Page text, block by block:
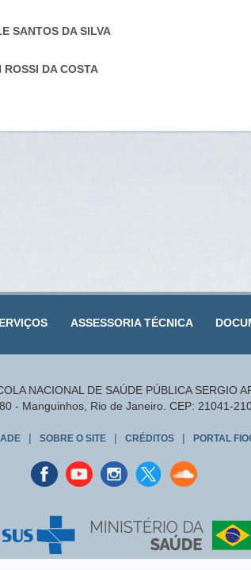
SANTOS DA SILVA
ROSSI DA COSTA
ASSESSORIA TÉCNICA
NACIONAL DE SAÚDE PÚBLICA SERGIO
- Manguinhos, Rio de Janeiro. CEP: 21041-
| SOBRE O SITE | CRÉDITOS | PORTAL
FacebookyoutubeinstagranTwitterSound
cloud